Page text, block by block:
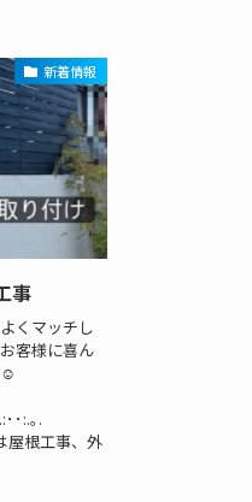
新着情報
事
くマッチし
客様に喜ん
☺️
･･:.｡.
屋根工事、外